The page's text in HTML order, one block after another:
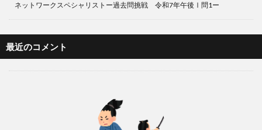
ネットワークスペシャリストー過去問挑戦 令和7年午後Ⅰ問1ー
最近のコメント